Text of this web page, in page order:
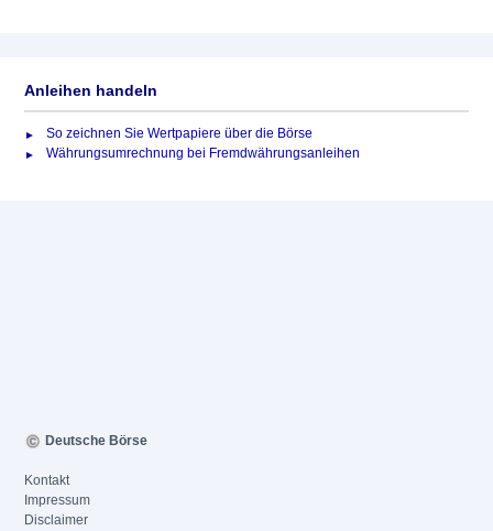
Anleihen handeln
So zeichnen Sie Wertpapiere über die Börse
Währungsumrechnung bei Fremdwährungsanleihen
Deutsche Börse
Kontakt
Impressum
Disclaimer